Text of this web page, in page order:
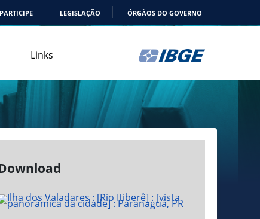
PARTICIPE LEGISLAÇÃO ÓRGÃOS DO GOVERNO
Links